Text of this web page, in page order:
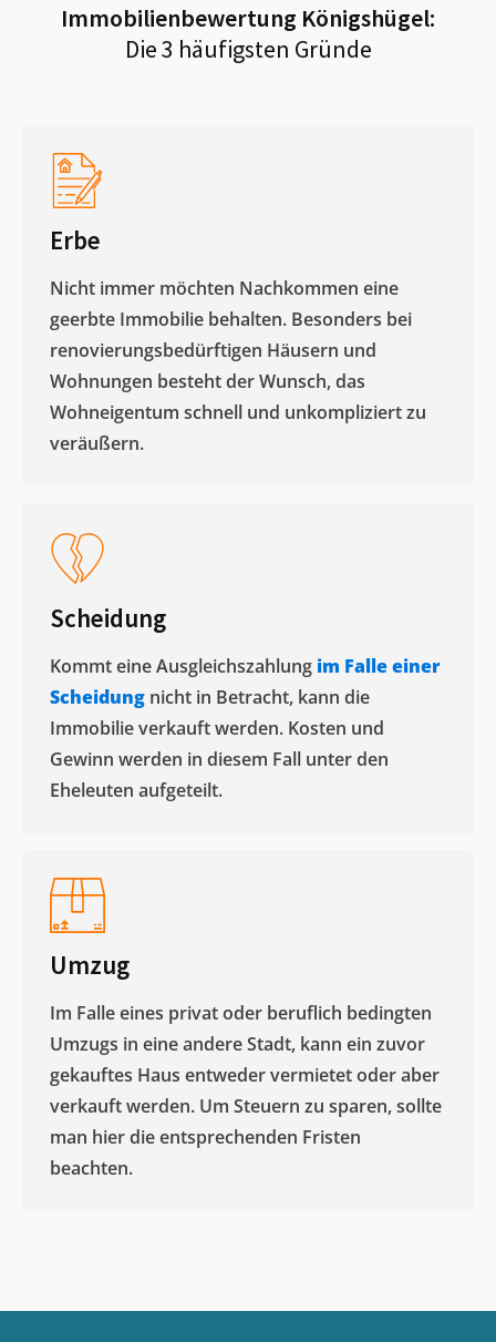
Immobilienbewertung Königshügel:
Die 3 häufigsten Gründe
Erbe
Nicht immer möchten Nachkommen eine
geerbte Immobilie behalten. Besonders bei
renovierungsbedürftigen Häusern und
Wohnungen besteht der Wunsch, das
Wohneigentum schnell und unkompliziert zu
veräußern. ​
Scheidung
Kommt eine Ausgleichszahlung im Falle einer
Scheidung nicht in Betracht, kann die
Immobilie verkauft werden. Kosten und
Gewinn werden in diesem Fall unter den
Eheleuten aufgeteilt.​
Umzug
Im Falle eines privat oder beruflich bedingten
Umzugs in eine andere Stadt, kann ein zuvor
gekauftes Haus entweder vermietet oder aber
verkauft werden. Um Steuern zu sparen, sollte
man hier die entsprechenden Fristen
beachten.